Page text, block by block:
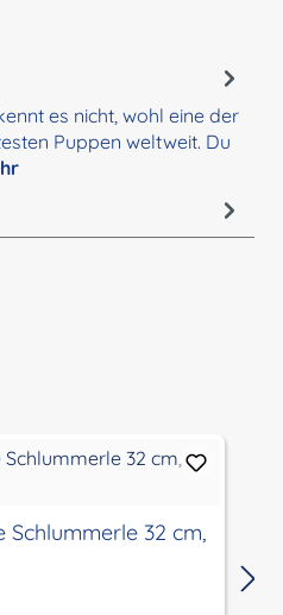
es nicht, wohl eine der
Puppen weltweit. Du
Schlummerle 32 cm,